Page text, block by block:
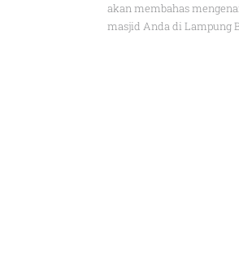
akan membahas
masjid Anda di Lampung